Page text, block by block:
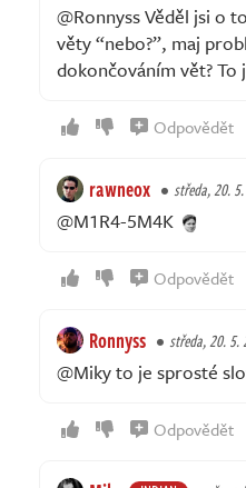
@Ronnyss Věděl jsi o
věty “nebo?”, maj
dokončováním vět? To
Odpovědět
rawneox středa, 20.
@M1R4-5M4K
Odpovědět
Ronnyss středa, 20. 5.
@Miky to je sprosté
Odpovědět